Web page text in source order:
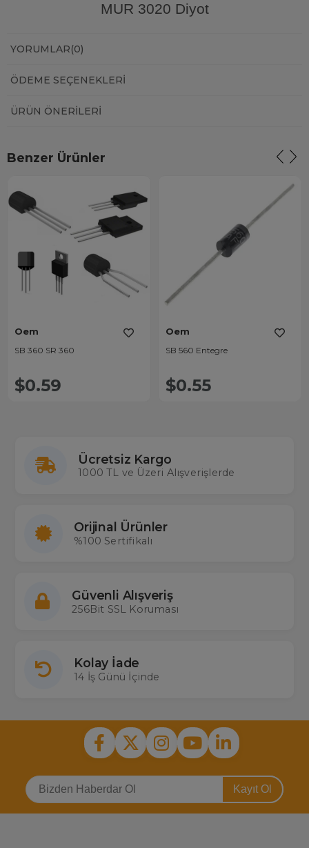
MUR 3020 Diyot
YORUMLAR(0)
ÖDEME SEÇENEKLERI
ÜRÜN ÖNERILERI
Benzer Ürünler
Oem
SB 360 SR 360
$0.59
Oem
SB 560 Entegre
$0.55
Ücretsiz Kargo
1000 TL ve Üzeri Alışverişlerde
Orijinal Ürünler
%100 Sertifikalı
Güvenli Alışveriş
256Bit SSL Koruması
Kolay İade
14 İş Günü İçinde
Kayıt Ol